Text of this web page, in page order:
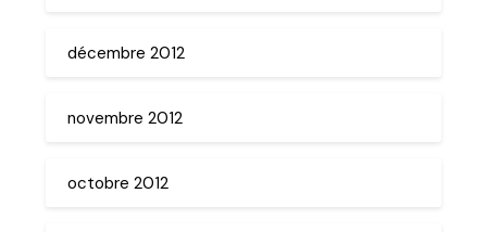
décembre 2012
novembre 2012
octobre 2012